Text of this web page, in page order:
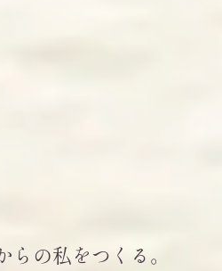
の私をつくる。